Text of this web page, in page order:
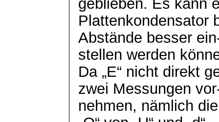
geblieben. Es kann
Plattenkondensator
Abstände besser
stellen werden
Da „E“ nicht direkt
zwei Messungen
nehmen, nämlich